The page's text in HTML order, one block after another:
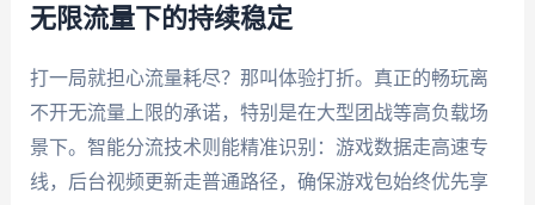
无限流量下的持续稳定
打一局就担心流量耗尽？那叫体验打折。真正的畅玩离
不开无流量上限的承诺，特别是在大型团战等高负载场
景下。智能分流技术则能精准识别：游戏数据走高速专
线，后台视频更新走普通路径，确保游戏包始终优先享